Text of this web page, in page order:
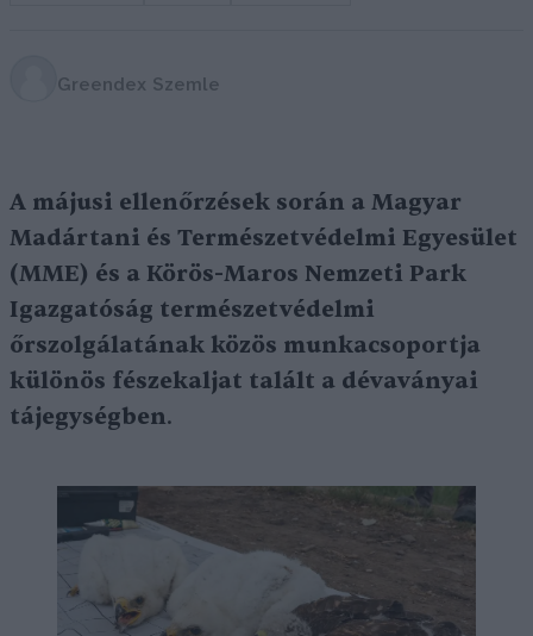
Greendex Szemle
A májusi ellenőrzések során a Magyar
Madártani és Természetvédelmi Egyesület
(MME) és a Körös-Maros Nemzeti Park
Igazgatóság természetvédelmi
őrszolgálatának közös munkacsoportja
különös fészekaljat talált a dévaványai
tájegységben.